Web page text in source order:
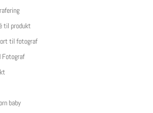
til produkt
til fotograf
Fotograf
baby